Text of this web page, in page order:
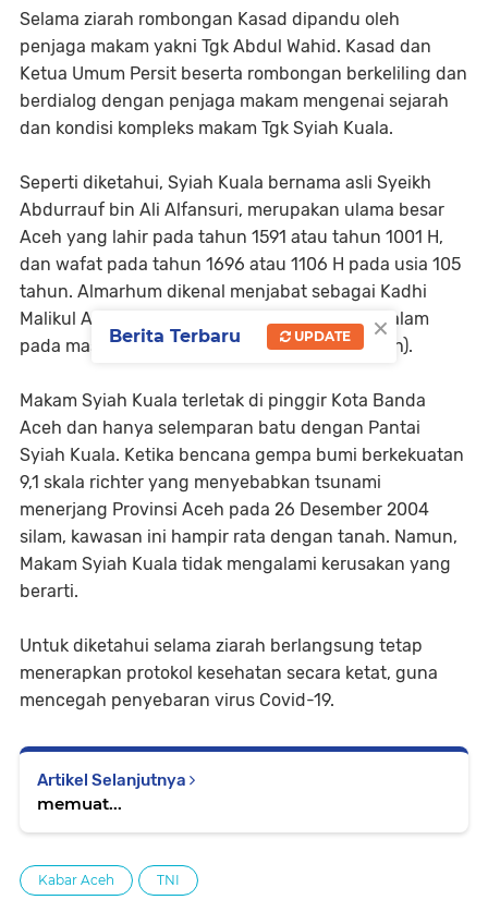
Selama ziarah rombongan Kasad dipandu oleh
penjaga makam yakni Tgk Abdul Wahid. Kasad dan
Ketua Umum Persit beserta rombongan berkeliling dan
berdialog dengan penjaga makam mengenai sejarah
dan kondisi kompleks makam Tgk Syiah Kuala.
Seperti diketahui, Syiah Kuala bernama asli Syeikh
Abdurrauf bin Ali Alfansuri, merupakan ulama besar
Aceh yang lahir pada tahun 1591 atau tahun 1001 H,
dan wafat pada tahun 1696 atau 1106 H pada usia 105
tahun. Almarhum dikenal menjabat sebagai Kadhi
Malikul Adil pada masa Kerajaan Aceh Darussalam
pada masa pemerintahan para Ratu (Raja Aceh).
Makam Syiah Kuala terletak di pinggir Kota Banda
Aceh dan hanya selemparan batu dengan Pantai
Syiah Kuala. Ketika bencana gempa bumi berkekuatan
9,1 skala richter yang menyebabkan tsunami
menerjang Provinsi Aceh pada 26 Desember 2004
silam, kawasan ini hampir rata dengan tanah. Namun,
Makam Syiah Kuala tidak mengalami kerusakan yang
berarti.
Untuk diketahui selama ziarah berlangsung tetap
menerapkan protokol kesehatan secara ketat, guna
mencegah penyebaran virus Covid-19.
Artikel Selanjutnya
memuat...
Kabar Aceh TNI
×
Berita Terbaru UPDATE